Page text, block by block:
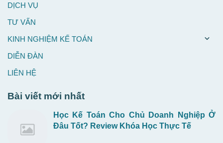
DỊCH VỤ
TƯ VẤN
KINH NGHIỆM KẾ TOÁN
DIỄN ĐÀN
LIÊN HỆ
Bài viết mới nhất
Học Kế Toán Cho Chủ Doanh Nghiệp Ở
Đâu Tốt? Review Khóa Học Thực Tế